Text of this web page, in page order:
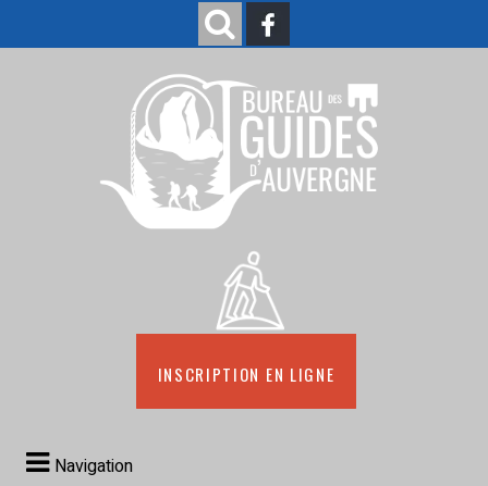
Inscription en ligne
Navigation